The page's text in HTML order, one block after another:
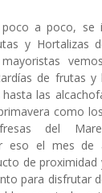
poco a poco,
y Hortalizas
de frutas y
las
como
del
eso el mes de
de proximidad
para disfrutar